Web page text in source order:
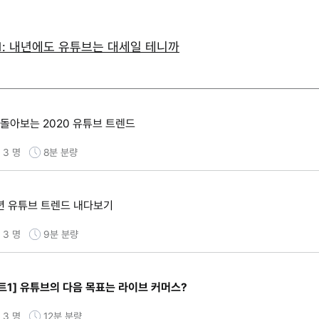
내년에도 유튜브는 대세일 테니까
아보는 2020 유튜브 트렌드
3 명 8분 분량
유튜브 트렌드 내다보기
3 명 9분 분량
1] 유튜브의 다음 목표는 라이브 커머스?
3 명 12분 분량